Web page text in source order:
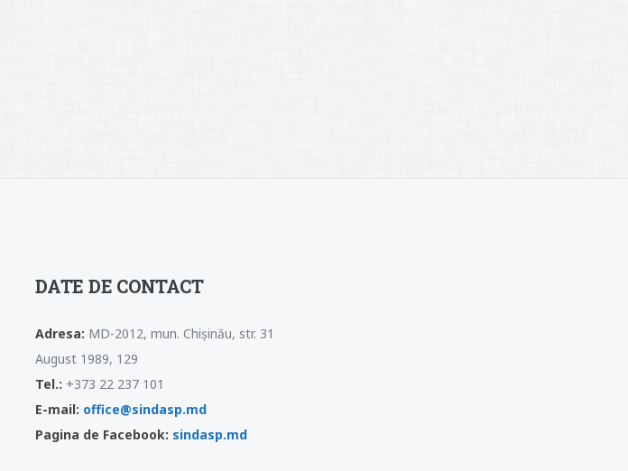
DATE DE CONTACT
Adresa: MD-2012, mun. Chișinău, str. 31
August 1989, 129
Tel.: +373 22 237 101
E-mail: office@sindasp.md
Pagina de Facebook: sindasp.md